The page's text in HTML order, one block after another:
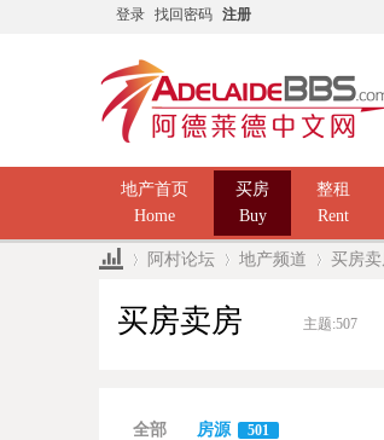
登录 找回密码 注册
地产首页
Home
买房
Buy
整租
Rent
阿村论坛 地产频道 买房卖
买房卖房 主题:507
全部 房源 501